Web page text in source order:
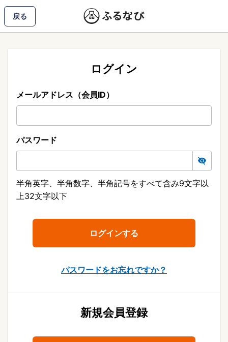
戻る
ログイン
メールアドレス（会員ID）
パスワード
半角英字、半角数字、半角記号をすべて含み9文字以
上32文字以下
パスワードをお忘れですか？
新規会員登録